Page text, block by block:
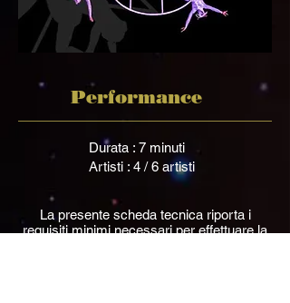
Performance
Durata : 7 minuti
Artisti : 4 / 6 artisti
La presente scheda tecnica riporta i
requisiti minimi necessari per effettuare la